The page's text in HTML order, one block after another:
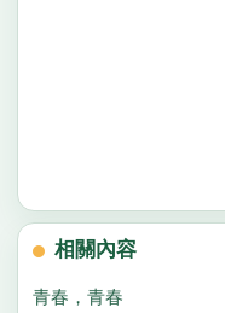
相關內容
青春，青春